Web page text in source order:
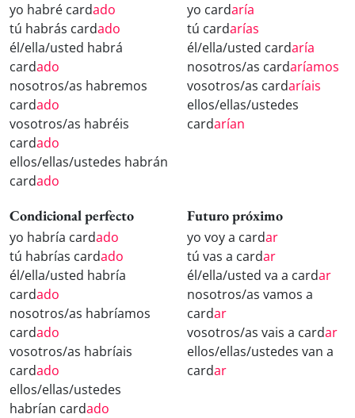
yo habré cardado
tú habrás cardado
él/ella/usted habrá
cardado
nosotros/as habremos
cardado
vosotros/as habréis
cardado
ellos/ellas/ustedes habrán
cardado
yo cardaría
tú cardarías
él/ella/usted cardaría
nosotros/as cardaríamos
vosotros/as cardaríais
ellos/ellas/ustedes
cardarían
Condicional perfecto
yo habría cardado
tú habrías cardado
él/ella/usted habría
cardado
nosotros/as habríamos
cardado
vosotros/as habríais
cardado
ellos/ellas/ustedes
habrían cardado
Futuro próximo
yo voy a cardar
tú vas a cardar
él/ella/usted va a cardar
nosotros/as vamos a
cardar
vosotros/as vais a cardar
ellos/ellas/ustedes van a
cardar